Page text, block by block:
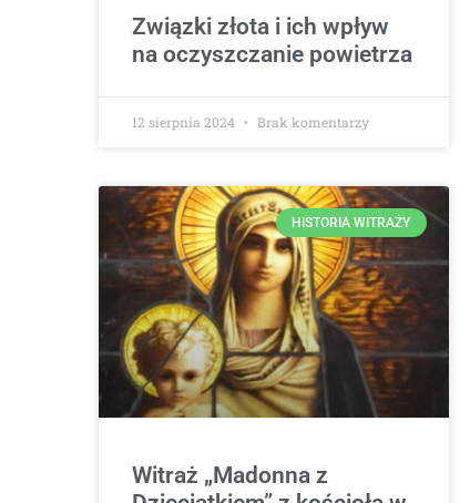
Związki złota i ich wpływ
na oczyszczanie powietrza
12 sierpnia 2024 Brak komentarzy
HISTORIA WITRAŻY
Witraż „Madonna z